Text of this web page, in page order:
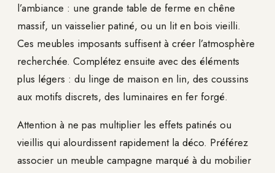
l’ambiance : une grande table de ferme en chêne
massif, un vaisselier patiné, ou un lit en bois vieilli.
Ces meubles imposants suffisent à créer l’atmosphère
recherchée. Complétez ensuite avec des éléments
plus légers : du linge de maison en lin, des coussins
aux motifs discrets, des luminaires en fer forgé.
Attention à ne pas multiplier les effets patinés ou
vieillis qui alourdissent rapidement la déco. Préférez
associer un meuble campagne marqué à du mobilier